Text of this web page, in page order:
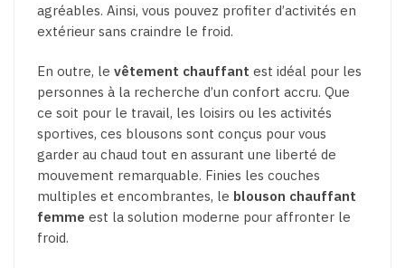
agréables. Ainsi, vous pouvez profiter d’activités en
extérieur sans craindre le froid.
En outre, le vêtement chauffant est idéal pour les
personnes à la recherche d’un confort accru. Que
ce soit pour le travail, les loisirs ou les activités
sportives, ces blousons sont conçus pour vous
garder au chaud tout en assurant une liberté de
mouvement remarquable. Finies les couches
multiples et encombrantes, le blouson chauffant
femme est la solution moderne pour affronter le
froid.